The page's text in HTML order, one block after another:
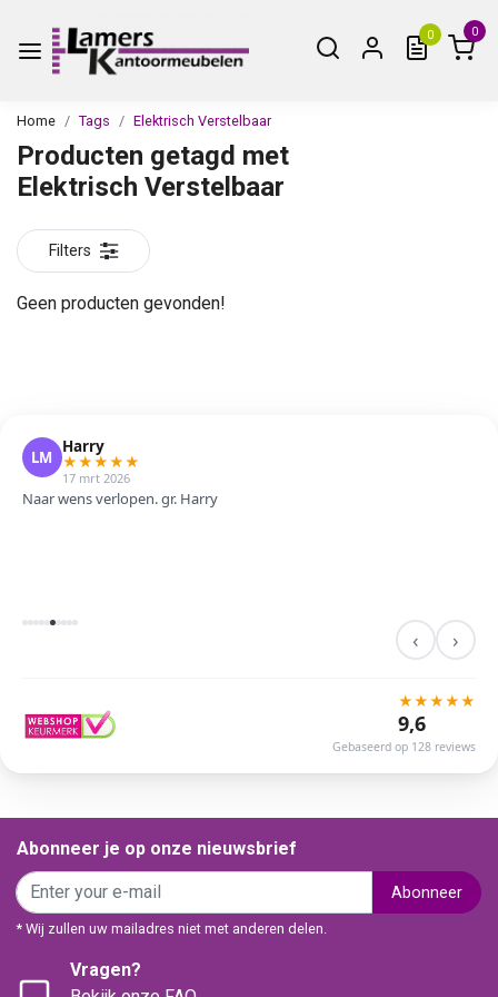
0 0
Home Tags Elektrisch Verstelbaar
Producten getagd met
Elektrisch Verstelbaar
Filters
Geen producten gevonden!
LM
Harry
★★★★★
17 mrt 2026
Naar wens verlopen. gr. Harry
‹ ›
★★★★★
9,6
Gebaseerd op 128 reviews
Abonneer je op onze nieuwsbrief
Abonneer
* Wij zullen uw mailadres niet met anderen delen.
Vragen?